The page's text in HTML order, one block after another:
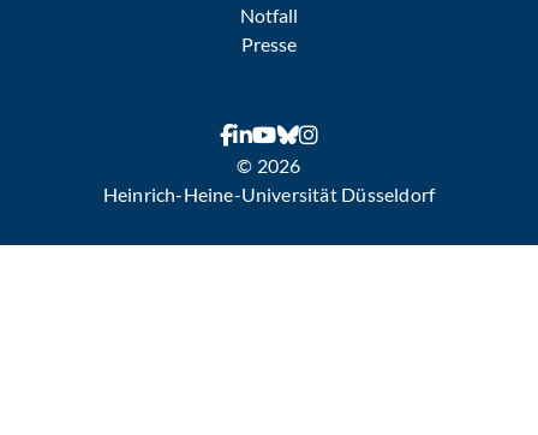
Notfall
Presse
© 2026
Heinrich-Heine-Universität Düsseldorf